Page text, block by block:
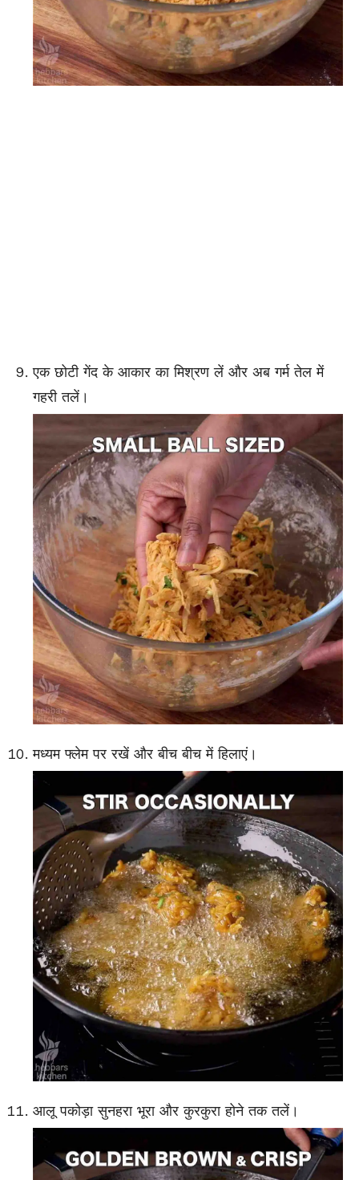
एक छोटी गेंद के आकार का मिश्रण लें और अब गर्म तेल में
गहरी तलें।
मध्यम फ्लेम पर रखें और बीच बीच में हिलाएं।
आलू पकोड़ा सुनहरा भूरा और कुरकुरा होने तक तलें।